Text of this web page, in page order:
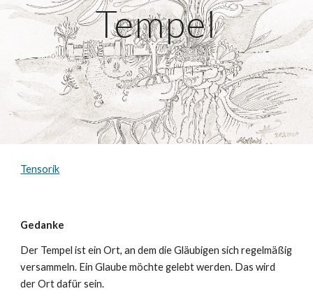
Tempel
Tensorik
Gedanke
Der Tempel ist ein Ort, an dem die Gläubigen sich regelmäßig
versammeln. Ein Glaube möchte gelebt werden. Das wird
der Ort dafür sein.